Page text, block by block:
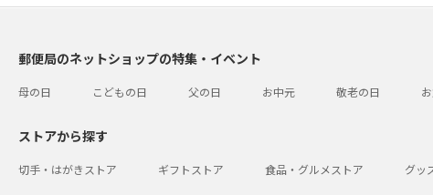
郵便局のネットショップの特集・イベント
母の日 こどもの日 父の日 お中元 敬老の日
ストアから探す
切手・はがきストア ギフトストア 食品・グルメストア グッ